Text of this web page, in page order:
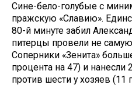
Сине-бело-голубые с
пражскую «Славию».
80-й минуте забил
питерцы провели не
Соперники «Зенита»
процента на 47) и нанесли
против шести у хозяев (11